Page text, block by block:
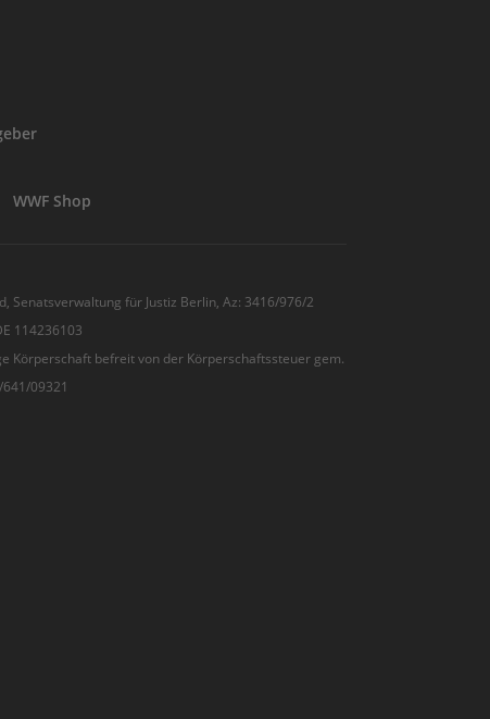
WWF Shop
Senatsverwaltung für Justiz Berlin, Az: 3416/976/2
114236103
Körperschaft befreit von der Körperschaftssteuer gem.
09321